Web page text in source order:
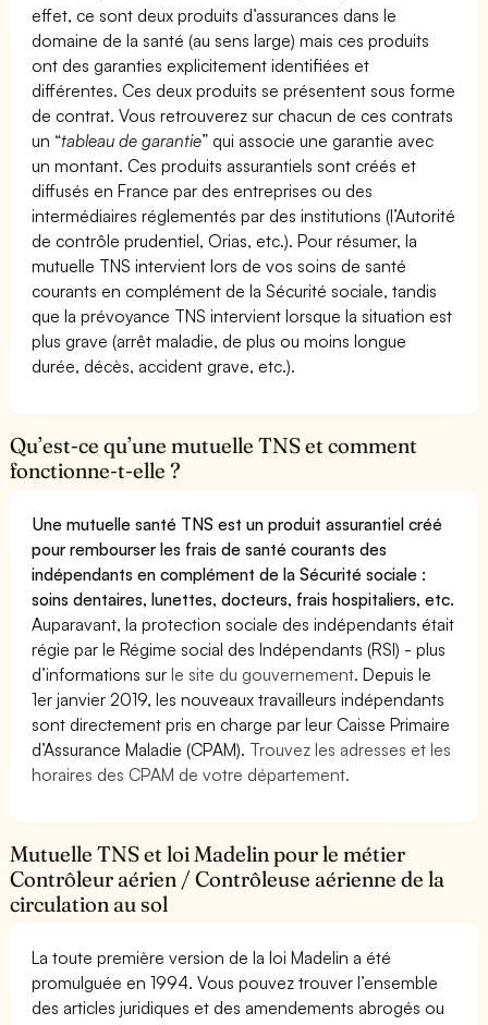
effet, ce sont deux produits d’assurances dans le
domaine de la santé (au sens large) mais ces produits
ont des garanties explicitement identifiées et
différentes. Ces deux produits se présentent sous forme
de contrat. Vous retrouverez sur chacun de ces contrats
un “tableau de garantie” qui associe une garantie avec
un montant. Ces produits assurantiels sont créés et
diffusés en France par des entreprises ou des
intermédiaires réglementés par des institutions (l’Autorité
de contrôle prudentiel, Orias, etc.). Pour résumer, la
mutuelle TNS intervient lors de vos soins de santé
courants en complément de la Sécurité sociale, tandis
que la prévoyance TNS intervient lorsque la situation est
plus grave (arrêt maladie, de plus ou moins longue
durée, décès, accident grave, etc.).
Qu’est-ce qu’une mutuelle TNS et comment
fonctionne-t-elle ?
Une mutuelle santé TNS est un produit assurantiel créé
pour rembourser les frais de santé courants des
indépendants en complément de la Sécurité sociale :
soins dentaires, lunettes, docteurs, frais hospitaliers, etc.
Auparavant, la protection sociale des indépendants était
régie par le Régime social des Indépendants (RSI) - plus
d’informations surle site du gouvernement. Depuis le
1er janvier 2019, les nouveaux travailleurs indépendants
sont directement pris en charge par leur Caisse Primaire
d’Assurance Maladie (CPAM). Trouvez les adresses et les
horaires des CPAM de votre département.
Mutuelle TNS et loi Madelin pour le métier
Contrôleur aérien / Contrôleuse aérienne de la
circulation au sol
La toute première version de la loi Madelin a été
promulguée en 1994. Vous pouvez trouver l’ensemble
des articles juridiques et des amendements abrogés ou